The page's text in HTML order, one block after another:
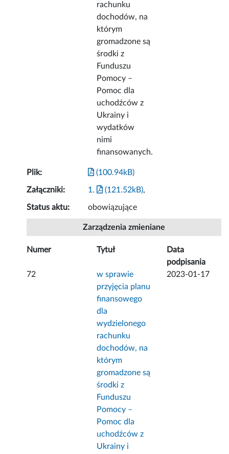
rachunku
dochodów, na
którym
gromadzone są
środki z
Funduszu
Pomocy –
Pomoc dla
uchodźców z
Ukrainy i
wydatków
nimi
finansowanych.
Plik: (100.94kB)
Załączniki: 1. (121.52kB),
Status aktu: obowiązujące
Zarządzenia zmieniane
Numer Tytuł
Data
podpisania
72
w sprawie
przyjęcia planu
finansowego
dla
wydzielonego
rachunku
dochodów, na
którym
gromadzone są
środki z
Funduszu
Pomocy –
Pomoc dla
uchodźców z
Ukrainy i
2023-01-17